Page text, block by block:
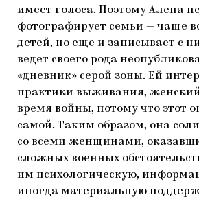
имеет голоса. Поэтому Алена
фотографирует семьи — чаще
детей, но еще и записывает с
ведет своего рода
«дневник» серой зоны. Ей
практики выживания,
время войны, потому что этот
самой. Таким образом, она
со всеми женщинами,
сложных военных
им психологическую,
иногда материальную